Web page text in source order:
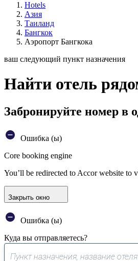
Hotels
Азия
Таиланд
Бангкок
Аэропорт Бангкока
ваш следующий пункт назначения
Найти отель
Забронируйте номер в
Ошибка (ы)
Core booking engine
You’ll be redirected to Accor website to
Закрыть окно
Ошибка (ы)
Куда вы отправляетесь?